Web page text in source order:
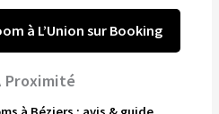
à L’Union sur Booking
Proximité